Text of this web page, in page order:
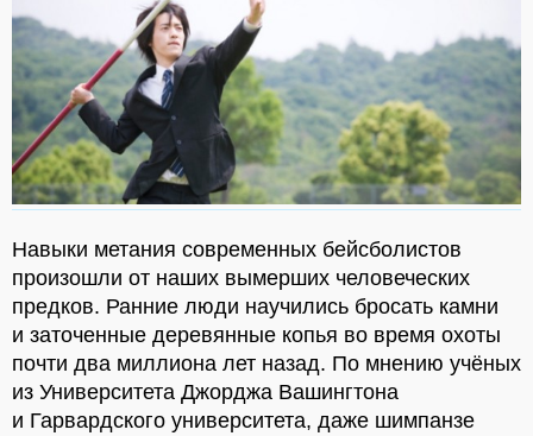
Навыки метания современных бейсболистов
произошли от наших вымерших человеческих
предков. Ранние люди научились бросать камни
и заточенные деревянные копья во время охоты
почти два миллиона лет назад. По мнению учёных
из Университета Джорджа Вашингтона
и Гарвардского университета, даже шимпанзе